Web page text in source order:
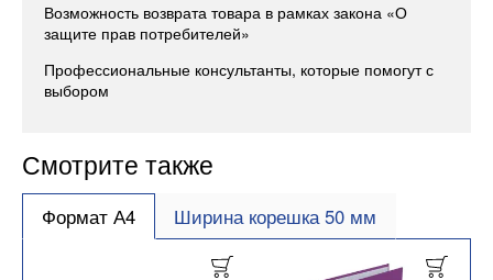
Возможность возврата товара в рамках закона «О
защите прав потребителей»
Профессиональные консультанты, которые помогут с
выбором
Смотрите также
Формат А4 Ширина корешка 50 мм